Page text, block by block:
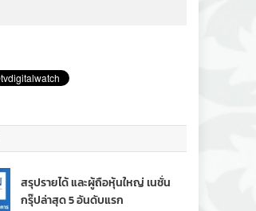
สรุปรายได้ และผู้ถือหุ้นใหญ่ เนชั่น
กรุ๊ปล่าสุด 5 อันดับแรก